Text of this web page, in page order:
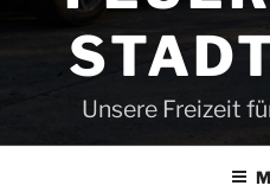
Unsere Freizeit